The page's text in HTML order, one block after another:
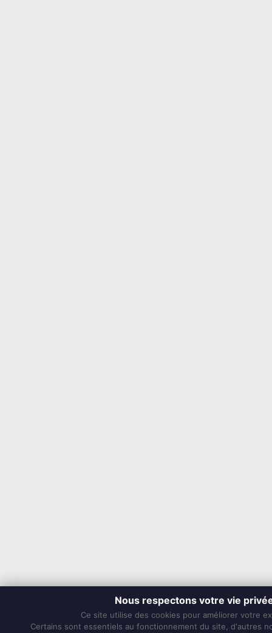
Nous respectons votre vie
Ce site utilise des cookies pour améliorer votre
Certains sont essentiels au fonctionnement du site, d'autres